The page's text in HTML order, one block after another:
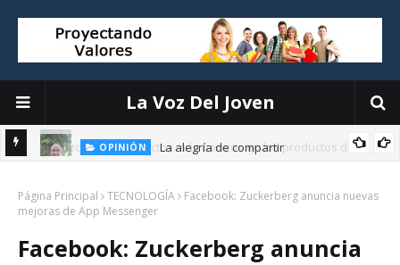
La Voz Del Joven
OPINIÓN
La alegría de compartir
Página Principal TECNOLOGÍA
Facebook: Zuckerberg anuncia nuevas
mejoras de App Messenger
Facebook: Zuckerberg anuncia